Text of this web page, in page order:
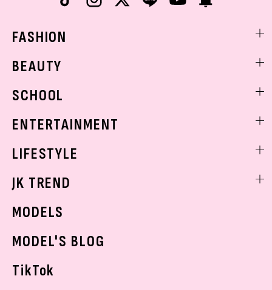
FASHION
着回し
BEAUTY
ベストコスメ
ボディケア
SCHOOL
学校ヘアメイク
ENTERTAINMENT
K-POP
LIFESTYLE
モデルの購入品
おでかけ
JK TREND
MODELS
MODEL'S BLOG
TikTok